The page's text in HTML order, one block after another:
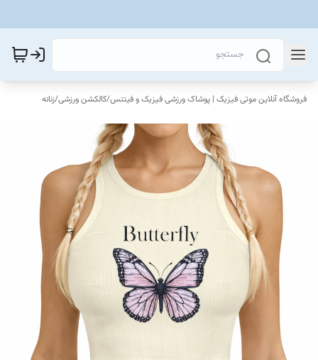
فروشگاه آنلاین موتی فیزیک | پوشاک ورزشی فیزیک و فیتنس/کالکشن ورزشی/زنانه